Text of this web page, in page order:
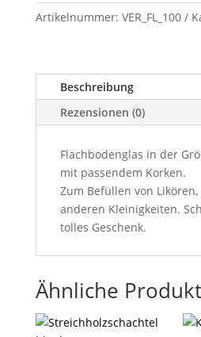
Menge
Artikelnummer: VER_FL_100
Beschreibung
Rezensionen (0)
Flachbodenglas in der
mit passendem Korken.
Zum Befüllen von
anderen Kleinigkeiten.
tolles Geschenk.
Ähnliche